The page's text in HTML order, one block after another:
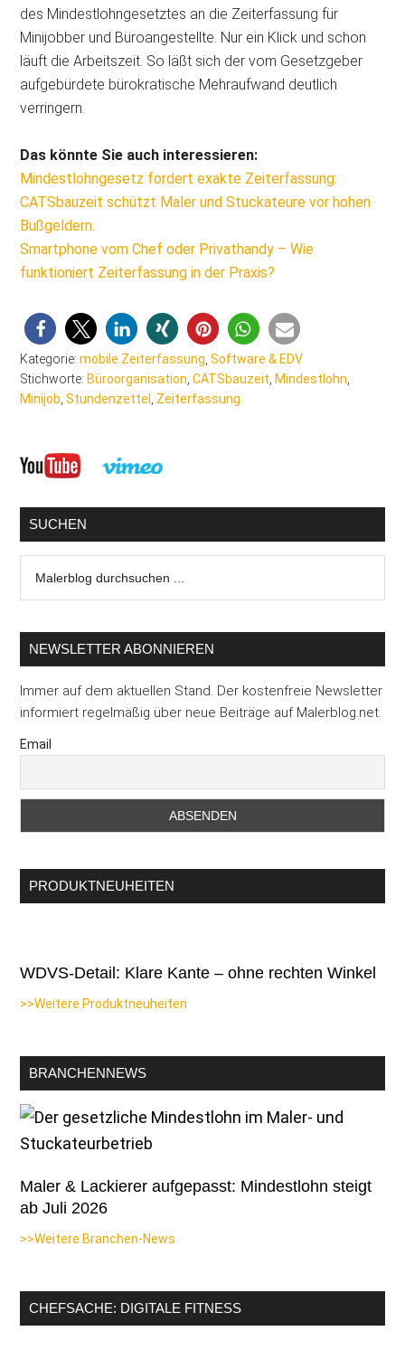
des Mindestlohngesetztes an die Zeiterfassung für
Minijobber und Büroangestellte. Nur ein Klick und schon
läuft die Arbeitszeit. So läßt sich der vom Gesetzgeber
aufgebürdete bürokratische Mehraufwand deutlich
verringern.
Das könnte Sie auch interessieren:
Mindestlohngesetz fordert exakte Zeiterfassung:
CATSbauzeit schützt Maler und Stuckateure vor hohen
Bußgeldern.
Smartphone vom Chef oder Privathandy – Wie
funktioniert Zeiterfassung in der Praxis?
Kategorie:mobile Zeiterfassung ,Software & EDV
Stichworte: Büroorganisation ,CATSbauzeit Mindestlohn
Minijob ,Stundenzettel Zeiterfassung
Seitenspalte
SUCHEN
durchsuchen
NEWSLETTER ABONNIEREN
Immer auf dem aktuellen Stand. Der kostenfreie Newsletter
informiert regelmäßig über neue Beiträge auf Malerblog.net.
Email
PRODUKTNEUHEITEN
WDVS-Detail: Klare Kante – ohne rechten Winkel
>>Weitere Produktneuheiten
BRANCHENNEWS
Maler & Lackierer aufgepasst: Mindestlohn steigt
ab Juli 2026
>>Weitere Branchen-News
CHEFSACHE: DIGITALE FITNESS